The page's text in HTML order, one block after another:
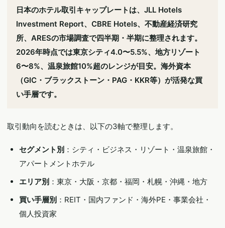
日本のホテル取引キャップレートは、JLL Hotels
Investment Report、CBRE Hotels、不動産経済研究
所、ARESの市場調査で四半期・半期に整理されます。
2026年時点では東京シティ4.0〜5.5%、地方リゾート
6〜8%、温泉旅館10%超のレンジが目安。海外資本
（GIC・ブラックストーン・PAG・KKR等）が活発な買
い手層です。
取引動向を読むときは、以下の3軸で整理します。
セグメント別 ：シティ・ビジネス・リゾート・温泉旅館・
アパートメントホテル
エリア別 ：東京・大阪・京都・福岡・札幌・沖縄・地方
買い手層別 ：REIT・国内ファンド・海外PE・事業会社・
個人投資家